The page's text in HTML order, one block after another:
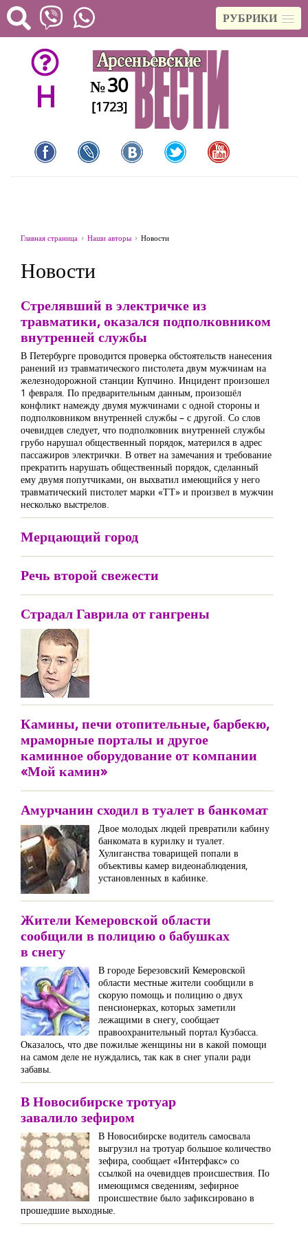
РУБРИКИ
H №30
[1723]
Главная страница Наши авторы Новости
Новости
Стрелявший в электричке из
травматики, оказался подполковником
внутренней службы
В Петербурге проводится проверка обстоятельств нанесения
ранений из травматического пистолета двум мужчинам на
железнодорожной станции Купчино. Инцидент произошел
1 февраля. По предварительным данным, произошёл
конфликт намежду двумя мужчинами с одной стороны и
подполковником внутренней службы – с другой. Со слов
очевидцев следует, что подполковник внутренней службы
грубо нарушал общественный порядок, матерился в адрес
пассажиров электрички. В ответ на замечания и требование
прекратить нарушать общественный порядок, сделанный
ему двумя попутчиками, он выхватил имеющийся у него
травматический пистолет марки «ТТ» и произвел в мужчин
несколько выстрелов.
Мерцающий город
Речь второй свежести
Страдал Гаврила от гангрены
Камины, печи отопительные, барбекю,
мраморные порталы и другое
каминное оборудование от компании
«Мой камин»
Амурчанин сходил в туалет в банкомат
Двое молодых людей превратили кабину
банкомата в курилку и туалет.
Хулиганства товарищей попали в
объективы камер видеонаблюдения,
установленных в кабинке.
Жители Кемеровской области
сообщили в полицию о бабушках
в снегу
В городе Березовский Кемеровской
области местные жители сообщили в
скорую помощь и полицию о двух
пенсионерках, которых заметили
лежащими в снегу, сообщает
правоохранительный портал Кузбасса.
Оказалось, что две пожилые женщины ни в какой помощи
на самом деле не нуждались, так как в снег упали ради
забавы.
В Новосибирске тротуар
завалило зефиром
В Новосибирске водитель самосвала
выгрузил на тротуар большое количество
зефира, сообщает «Интерфакс» со
ссылкой на очевидцев происшествия. По
имеющимся сведениям, зефирное
происшествие было зафиксировано в
прошедшие выходные.